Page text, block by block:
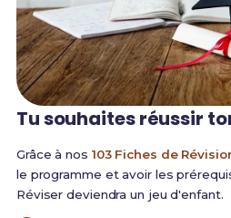
Tu souhaites réussir
Grâce à nos 103 Fiches de
le programme et avoir les
Réviser deviendra un jeu d'enfant.